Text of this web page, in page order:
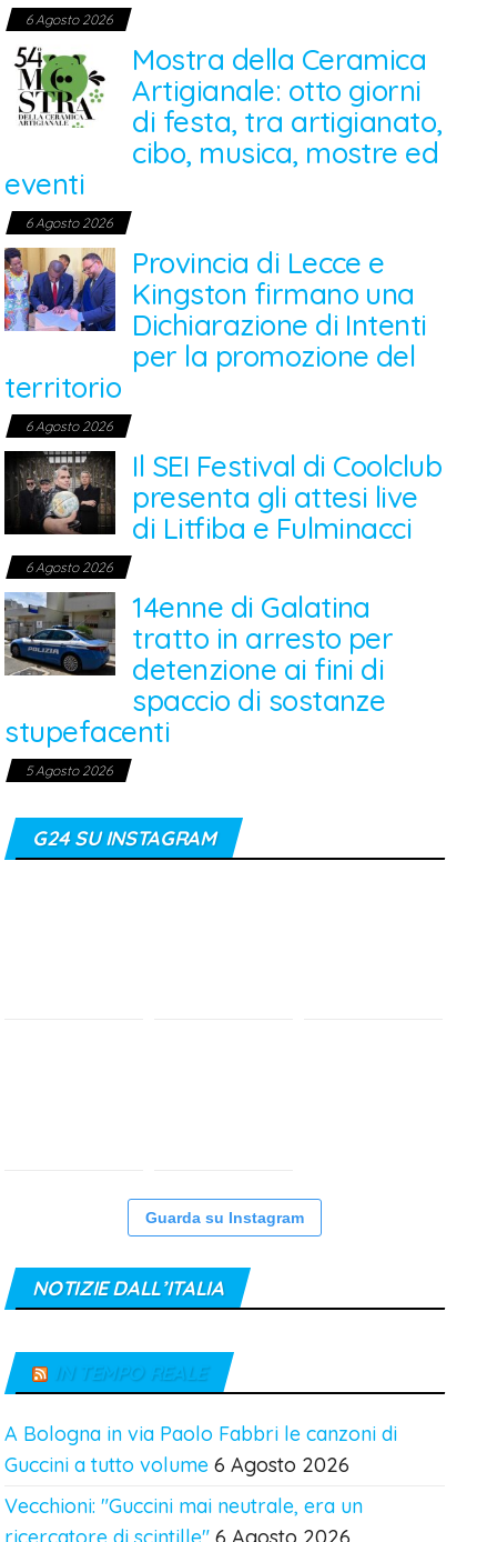
6 Agosto 2026
Mostra della Ceramica
Artigianale: otto giorni
di festa, tra artigianato,
cibo, musica, mostre ed
eventi
6 Agosto 2026
Provincia di Lecce e
Kingston firmano una
Dichiarazione di Intenti
per la promozione del
territorio
6 Agosto 2026
Il SEI Festival di Coolclub
presenta gli attesi live
di Litfiba e Fulminacci
6 Agosto 2026
14enne di Galatina
tratto in arresto per
detenzione ai fini di
spaccio di sostanze
stupefacenti
5 Agosto 2026
G24 SU INSTAGRAM
Guarda su Instagram
NOTIZIE DALL’ITALIA
IN TEMPO REALE
A Bologna in via Paolo Fabbri le canzoni di
Guccini a tutto volume 6 Agosto 2026
Vecchioni: "Guccini mai neutrale, era un